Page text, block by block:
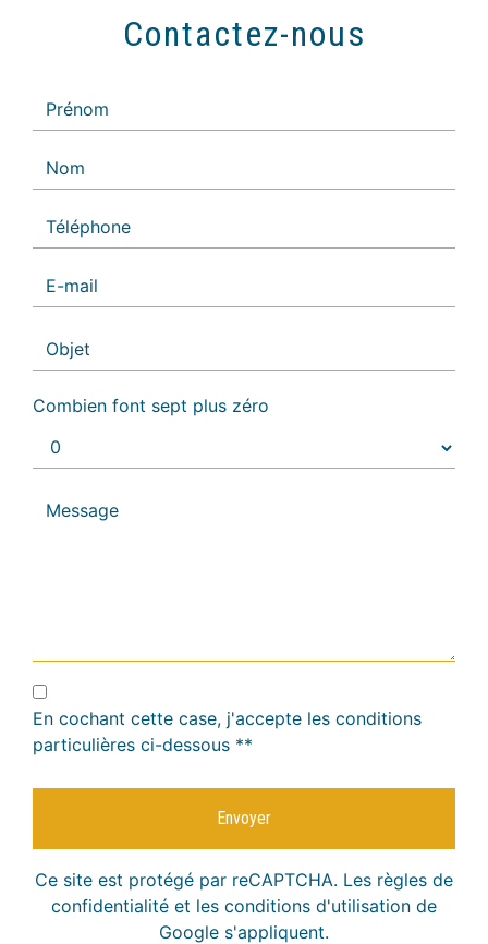
Contactez-nous
Combien font sept plus zéro
En cochant cette case, j'accepte les conditions
particulières ci-dessous **
Envoyer
Ce site est protégé par reCAPTCHA. Les règles de
confidentialité et les conditions d'utilisation de
Google s'appliquent.